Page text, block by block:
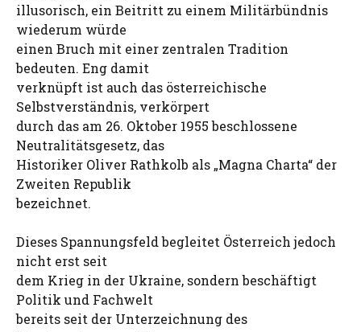
illusorisch, ein Beitritt zu einem Militärbündnis
wiederum würde
einen Bruch mit einer zentralen Tradition
bedeuten. Eng damit
verknüpft ist auch das österreichische
Selbstverständnis, verkörpert
durch das am 26. Oktober 1955 beschlossene
Neutralitätsgesetz, das
Historiker Oliver Rathkolb als „Magna Charta“ der
Zweiten Republik
bezeichnet.
Dieses Spannungsfeld begleitet Österreich jedoch
nicht erst seit
dem Krieg in der Ukraine, sondern beschäftigt
Politik und Fachwelt
bereits seit der Unterzeichnung des